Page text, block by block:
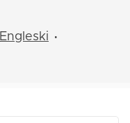
Engleski •